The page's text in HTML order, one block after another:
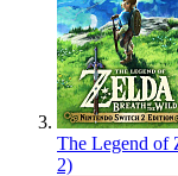
The Legend of
2)